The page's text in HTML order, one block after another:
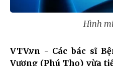
Hình
VTV.vn - Các bác sĩ
Vương (Phú Thọ) vừa